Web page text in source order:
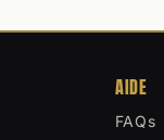
AIDE
FAQs